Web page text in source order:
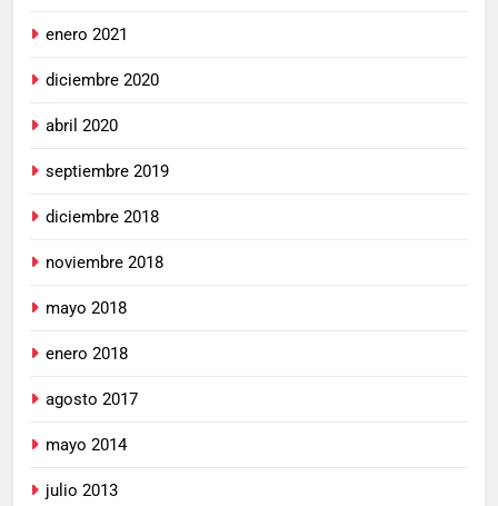
enero 2021
diciembre 2020
abril 2020
septiembre 2019
diciembre 2018
noviembre 2018
mayo 2018
enero 2018
agosto 2017
mayo 2014
julio 2013